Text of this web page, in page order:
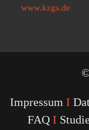
www.kzgs.de
Impressum I
FAQ I